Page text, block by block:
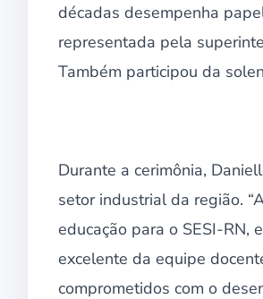
décadas desempenha
representada pela
Também participou da
Durante a cerimônia,
setor industrial da região.
educação para o SESI-RN,
excelente da equipe
comprometidos com o